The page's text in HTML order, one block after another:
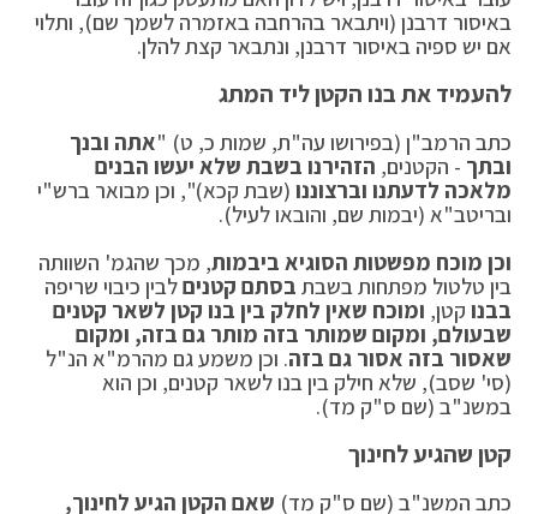
באיסור דרבנן (ויתבאר בהרחבה באזמרה לשמך שם), ותלוי
אם יש ספיה באיסור דרבנן, ונתבאר קצת להלן.
להעמיד את בנו הקטן ליד המתג
כתב הרמב"ן (בפירושו עה"ת, שמות כ, ט) "אתה ובנך
ובתך - הקטנים, הזהירנו בשבת שלא יעשו הבנים
מלאכה לדעתנו וברצוננו (שבת קכא)", וכן מבואר ברש"י
ובריטב"א (יבמות שם, והובאו לעיל).
וכן מוכח מפשטות הסוגיא ביבמות, מכך שהגמ' השוותה
בין טלטול מפתחות בשבת בסתם קטניםלבין כיבוי שריפה
בבנו קטן, ומוכח שאין לחלק בין בנו קטן לשאר קטנים
שבעולם, ומקום שמותר בזה מותר גם בזה, ומקום
שאסור בזה אסור גם בזה. וכן משמע גם מהרמ"א הנ"ל
(סי' שסב), שלא חילק בין בנו לשאר קטנים, וכן הוא
במשנ"ב (שם ס"ק מד).
קטן שהגיע לחינוך
כתב המשנ"ב (שם ס"ק מד) שאם הקטן הגיע לחינוך,